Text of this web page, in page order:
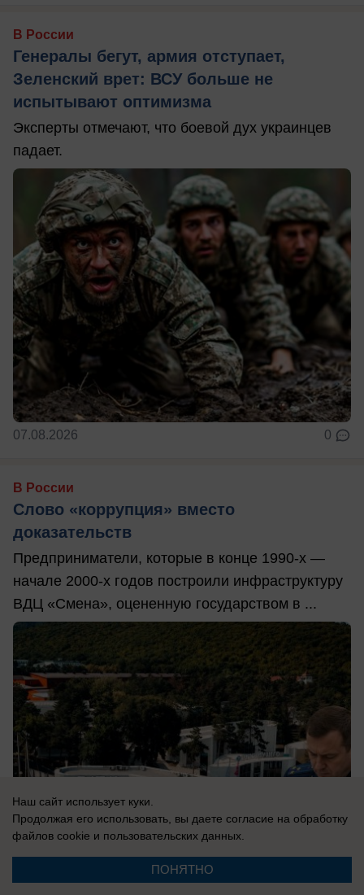
В России
Генералы бегут, армия отступает,
Зеленский врет: ВСУ больше не
испытывают оптимизма
Эксперты отмечают, что боевой дух украинцев
падает.
07.08.2026 0
В России
Слово «коррупция» вместо
доказательств
Предприниматели, которые в конце 1990-х —
начале 2000-х годов построили инфраструктуру
ВДЦ «Смена», оцененную государством в ...
Наш сайт использует куки.
Продолжая его использовать, вы даете согласие на обработку
файлов cookie и пользовательских данных.
ПОНЯТНО